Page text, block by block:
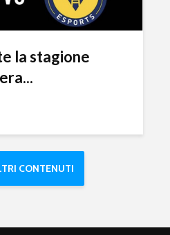
la stagione
CONTENUTI